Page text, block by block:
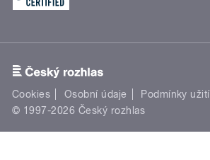
Cookies Osobní údaje Podmínky užití
© 1997-2026 Český rozhlas